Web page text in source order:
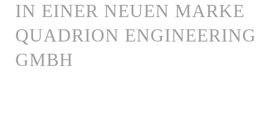
IN EINER NEUEN MARKE
QUADRION ENGINEERING
GMBH